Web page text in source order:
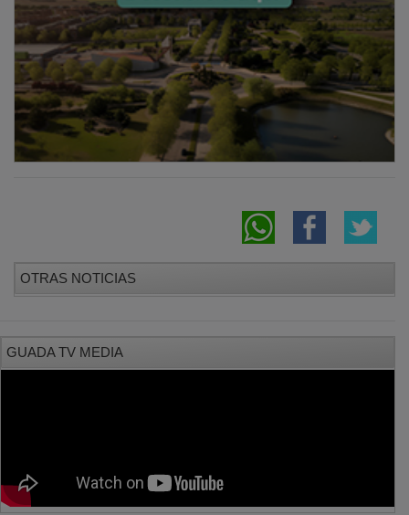
OTRAS NOTICIAS
GUADA TV MEDIA